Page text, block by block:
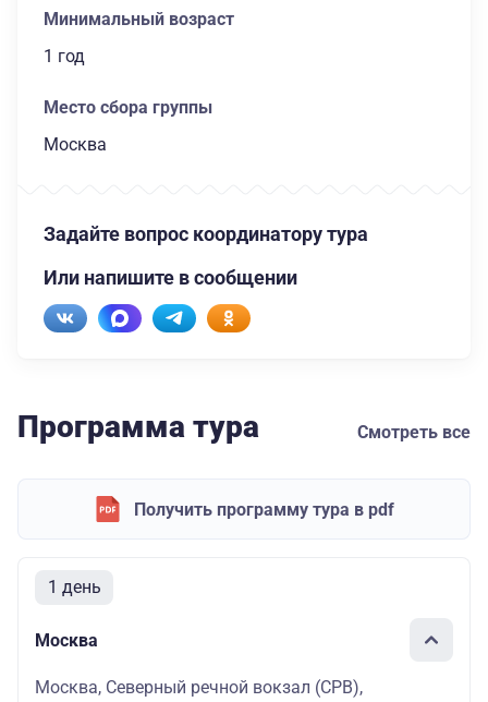
Минимальный возраст
1 год
Место сбора группы
Москва
Задайте вопрос координатору тура
Или напишите в сообщении
Программа тура Смотреть все
Получить программу тура в pdf
1 день
Москва
Москва, Северный речной вокзал (СРВ),